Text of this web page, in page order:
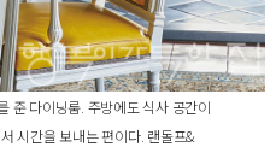
준 다이닝룸. 주방에도 식사 공간이
시간을 보내는 편이다. 랜돌프&